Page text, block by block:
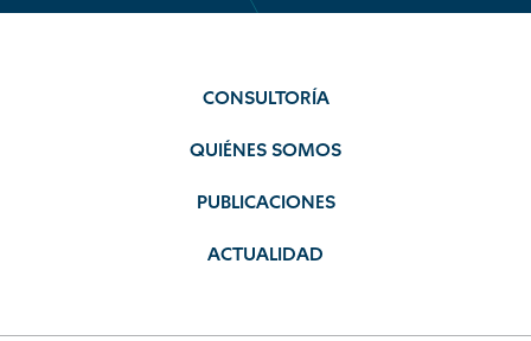
CONSULTORÍA
QUIÉNES SOMOS
PUBLICACIONES
ACTUALIDAD